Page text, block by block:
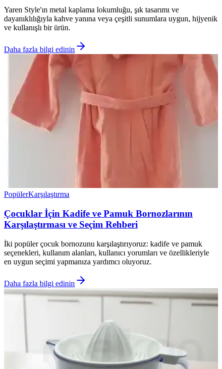
Yaren Style'ın metal kaplama lokumluğu, şık tasarımı ve
dayanıklılığıyla kahve yanına veya çeşitli sunumlara uygun, hijyenik
ve kullanışlı bir ürün.
Daha fazla bilgi edinin
PopülerKarşılaştırma
Çocuklar İçin Kadife ve Pamuk Bornozlarının
Karşılaştırması ve Seçim Rehberi
İki popüler çocuk bornozunu karşılaştırıyoruz: kadife ve pamuk
seçenekleri, kullanım alanları, kullanıcı yorumları ve özellikleriyle
en uygun seçimi yapmanıza yardımcı oluyoruz.
Daha fazla bilgi edinin